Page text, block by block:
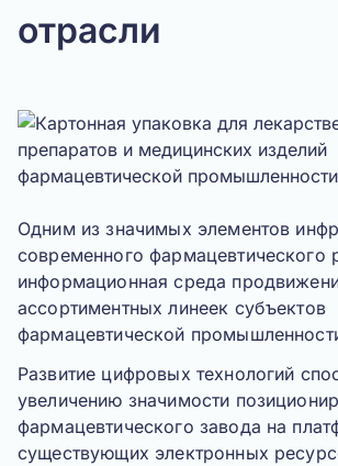
отрасли
Одним из значимых элементов
современного фармацевтического
информационная среда
ассортиментных линеек субъектов
фармацевтической
Развитие цифровых технологий
увеличению значимости
фармацевтического завода на
существующих электронных